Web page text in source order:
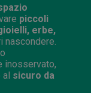
piccoli
erbe,
inosservato,
al sicuro da